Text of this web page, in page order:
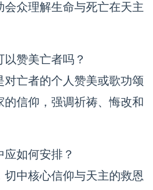
会众理解生命与死亡在天主
赞美亡者吗？
亡者的个人赞美或歌功颂
信仰，强调祈祷、悔改和
如何安排？
中核心信仰与天主的救恩